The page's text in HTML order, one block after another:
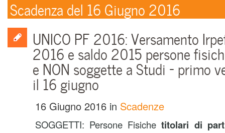
Scadenza del 16 Giugno 2016
UNICO PF 2016: Versamento
2016 e saldo 2015 persone
e NON soggette a Studi – primo
il 16 giugno
16 Giugno 2016 in Scadenze
SOGGETTI: Persone Fisiche titolari di